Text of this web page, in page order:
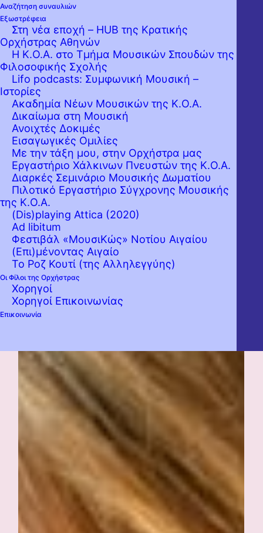
Αναζήτηση συναυλιών
Εξωστρέφεια
Στη νέα εποχή – HUB της Κρατικής
Ορχήστρας Αθηνών
Η Κ.Ο.Α. στο Τμήμα Μουσικών Σπουδών της
Φιλοσοφικής Σχολής
Lifo podcasts: Συμφωνική Μουσική –
Ιστορίες
Ακαδημία Νέων Μουσικών της Κ.Ο.Α.
Δικαίωμα στη Μουσική
Ανοιχτές Δοκιμές
Εισαγωγικές Ομιλίες
Με την τάξη μου, στην Ορχήστρα μας
Εργαστήριo Χάλκινων Πνευστών της Κ.Ο.Α.
Διαρκές Σεμινάριο Μουσικής Δωματίου
Πιλοτικό Εργαστήριο Σύγχρονης Μουσικής
της Κ.Ο.Α.
(Dis)playing Attica (2020)
Ad libitum
Φεστιβάλ «ΜουσιΚώς» Νοτίου Αιγαίου
(Επι)μένοντας Αιγαίο
Το Ροζ Κουτί (της Αλληλεγγύης)
Οι Φίλοι της Ορχήστρας
Χορηγοί
Χορηγοί Επικοινωνίας
Επικοινωνία